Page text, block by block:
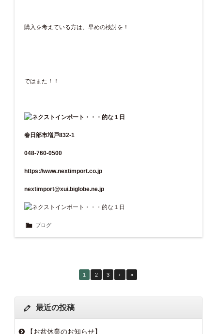
購入を考えている方は、早めの検討を！
ではまた！！
春日部市増戸832-1
048-760-0500
https://www.nextimport.co.jp
nextimport@xui.biglobe.ne.jp
ブログ
1 2 3 › »
最近の投稿
【お盆休業のお知らせ】